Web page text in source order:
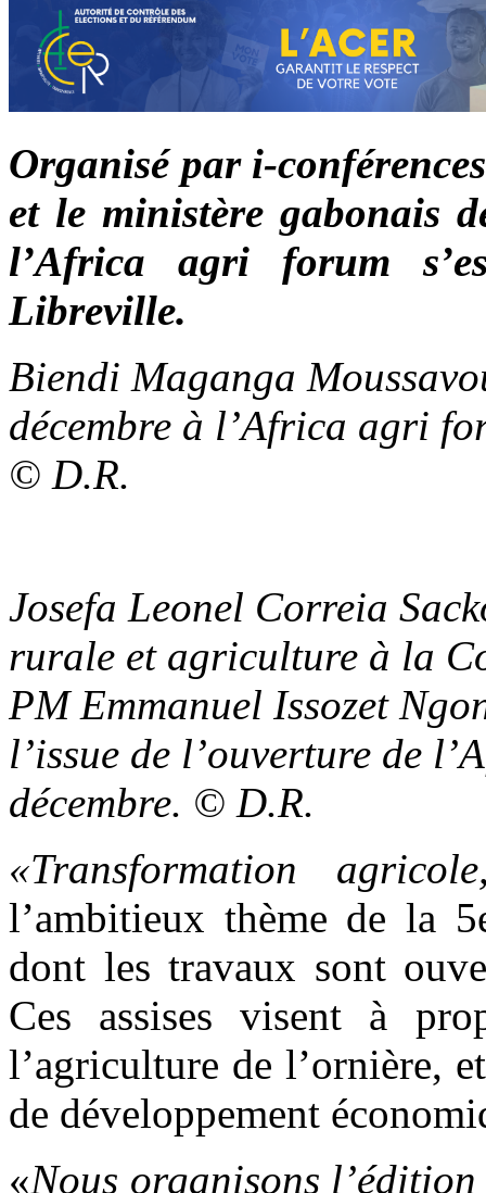
Organisé par i-
et le ministère gabonais
l’Africa agri forum
Libreville.
Biendi Maganga
décembre à l’Africa agri
© D.R.
Josefa Leonel Correia
rurale et agriculture à la
PM Emmanuel Issozet
l’issue de l’ouverture de
décembre. © D.R.
«Transformation
l’ambitieux thème de la
dont les travaux sont
Ces assises visent à
l’agriculture de l’ornière,
de développement
«Nous organisons